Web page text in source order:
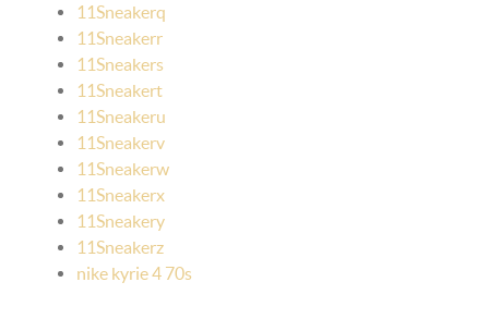
11Sneakerq
11Sneakerr
11Sneakers
11Sneakert
11Sneakeru
11Sneakerv
11Sneakerw
11Sneakerx
11Sneakery
11Sneakerz
nike kyrie 4 70s